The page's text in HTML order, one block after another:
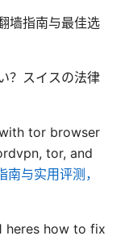
墙指南与最佳选
？スイスの法律
tor browser
tor, and
与实用评测，
heres how to fix